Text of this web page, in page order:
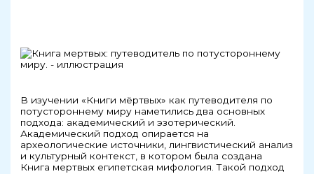
В изучении «Книги мёртвых» как путеводителя по
потустороннему миру наметились два основных
подхода: академический и эзотерический.
Академический подход опирается на
археологические источники, лингвистический анализ
и культурный контекст, в котором была создана
Книга мертвых египетская мифология. Такой подход